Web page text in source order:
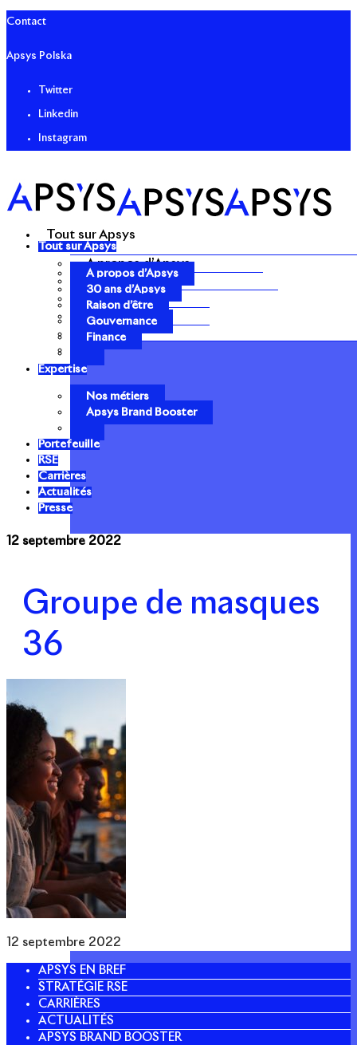
Contact
Apsys Polska
Twitter
Linkedin
Instagram
Tout sur Apsys
A propos d’Apsys
30 ans d’Apsys
Raison d’être
Gouvernance
Finance
Tout sur Apsys
A propos d’Apsys
30 ans d’Apsys
Raison d’être
Gouvernance
Finance
Expertise
Nos métiers
Apsys Brand Booster
Portefeuille
RSE
Carrières
Actualités
Presse
12 septembre 2022
Groupe de masques
36
12 septembre 2022
APSYS EN BREF
STRATÉGIE RSE
CARRIÈRES
ACTUALITÉS
APSYS BRAND BOOSTER